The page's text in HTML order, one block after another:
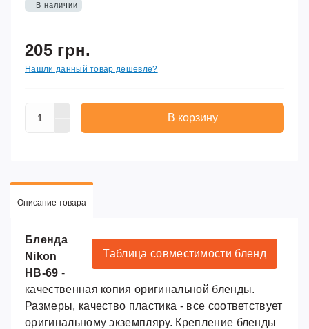
В наличии
205 грн.
Нашли данный товар дешевле?
В корзину
Описание товара
Таблица совместимости бленд
Бленда
Nikon
HB-69 -
качественная копия оригинальной бленды.
Размеры, качество пластика - все соответствует
оригинальному экземпляру. Крепление бленды